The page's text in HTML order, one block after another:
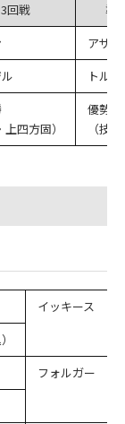
3回戦
準
アザク
トルコ
上四方固）
優勢負
（技
イッキース
フォルガー